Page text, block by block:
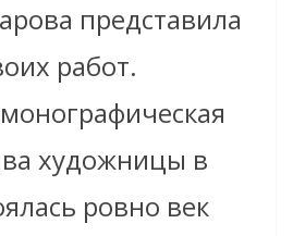
представила
работ.
художницы в
ровно век